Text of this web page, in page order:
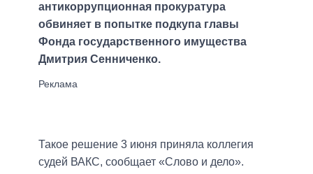
антикоррупционная прокуратура
обвиняет в попытке подкупа главы
Фонда государственного имущества
Дмитрия Сенниченко.
Такое решение 3 июня приняла коллегия
судей ВАКС, сообщает «Слово и дело».